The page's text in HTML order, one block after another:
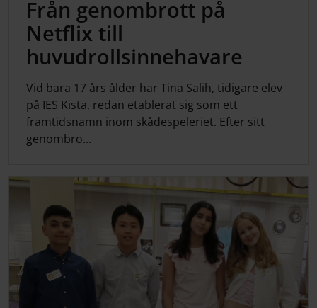
Från genombrott på
Netflix till
huvudrollsinnehavare
Vid bara 17 års ålder har Tina Salih, tidigare elev
på IES Kista, redan etablerat sig som ett
framtidsnamn inom skådespeleriet. Efter sitt
genombro...